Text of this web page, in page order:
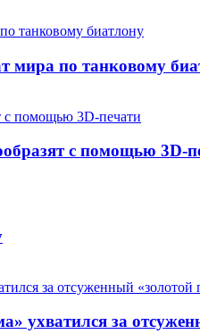
мира по танковому
с помощью 3D-
ухватился за